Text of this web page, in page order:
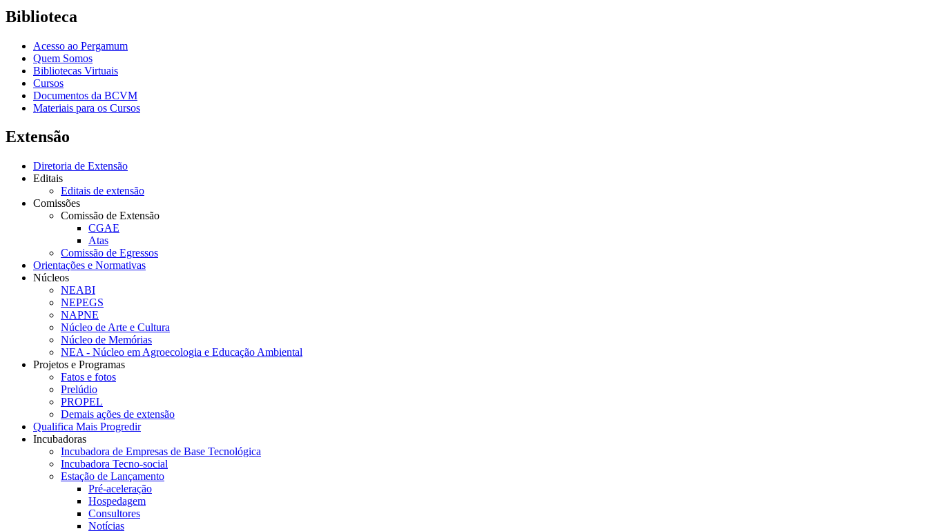
Biblioteca
Acesso ao Pergamum
Quem Somos
Bibliotecas Virtuais
Cursos
Documentos da BCVM
Materiais para os Cursos
Extensão
Diretoria de Extensão
Editais
Editais de extensão
Comissões
Comissão de Extensão
CGAE
Atas
Comissão de Egressos
Orientações e Normativas
Núcleos
NEABI
NEPEGS
NAPNE
Núcleo de Arte e Cultura
Núcleo de Memórias
NEA - Núcleo em Agroecologia e Educação Ambiental
Projetos e Programas
Fatos e fotos
Prelúdio
PROPEL
Demais ações de extensão
Qualifica Mais Progredir
Incubadoras
Incubadora de Empresas de Base Tecnológica
Incubadora Tecno-social
Estação de Lançamento
Pré-aceleração
Hospedagem
Consultores
Notícias